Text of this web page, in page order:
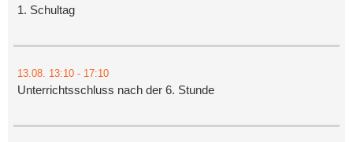
1. Schultag
13.08. 13:10 - 17:10
Unterrichtsschluss nach der 6. Stunde